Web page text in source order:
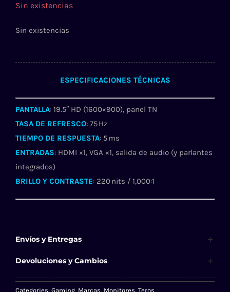
Sin existencias
Sin existencias
ESPECIFICACIONES TÉCNICAS
PANTALLA: 19.5″ HD (1600×900), panel TN
TASA DE REFRESCO: 75 Hz
TIEMPO DE RESPUESTA: 5 ms
ENTRADAS: HDMI ×1, VGA ×1, salida de audio (y parlantes
integrados)
BRILLO Y CONTRASTE: 220 nits / 1,000:1
Envíos y Entregas
Devoluciones y Cambios
Categories: Gaming, Marcas, Monitores, Teros